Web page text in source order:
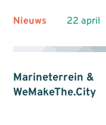
Nieuws 22 april
Marineterrein &
WeMakeThe.City